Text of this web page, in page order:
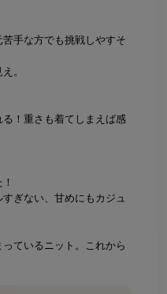
手な方でも挑戦しやすそ
。
！重さも着てしまえば感
ぎない、甘めにもカジュ
ているニット。これから